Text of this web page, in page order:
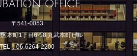
〒541-0053
本町1丁目6-18 丸武本町ビル
TEL：06-6264-2200